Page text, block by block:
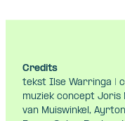
Credits
tekst Ilse Warringa |
muziek concept Joris
van Muiswinkel,